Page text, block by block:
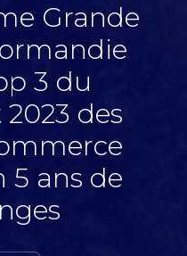
Grande
3 du
des
5 ans de